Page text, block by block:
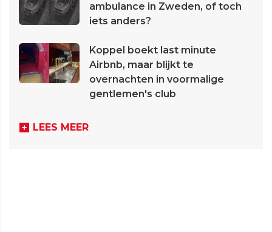
ambulance in Zweden, of toch
iets anders?
Koppel boekt last minute
Airbnb, maar blijkt te
overnachten in voormalige
gentlemen's club
LEES MEER